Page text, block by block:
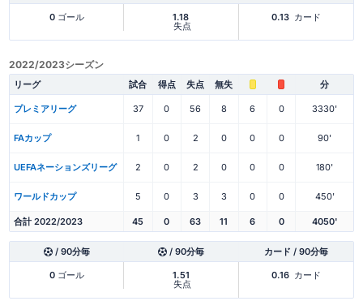
0ゴール 1.18
失点
0.13 カード
2022/2023シーズン
リーグ 試合 得点 失点 無失 分
プレミアリーグ 37 0 56 8 6 0 3330'
FAカップ 1 0 2 0 0 0 90'
UEFAネーションズリーグ 2 0 2 0 0 0 180'
ワールドカップ 5 0 3 3 0 0 450'
合計 2022/2023 45 0 63 11 6 0 4050'
/ 90分毎 / 90分毎 カード / 90分毎
0ゴール 1.51
失点
0.16 カード